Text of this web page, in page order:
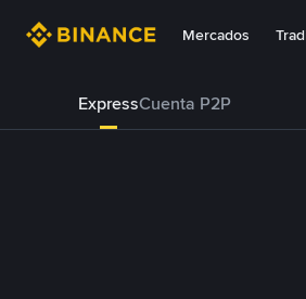
Mercados
ExpressCuenta P2P